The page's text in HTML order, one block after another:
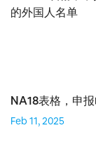
NA18表格，申
Feb 11, 2025